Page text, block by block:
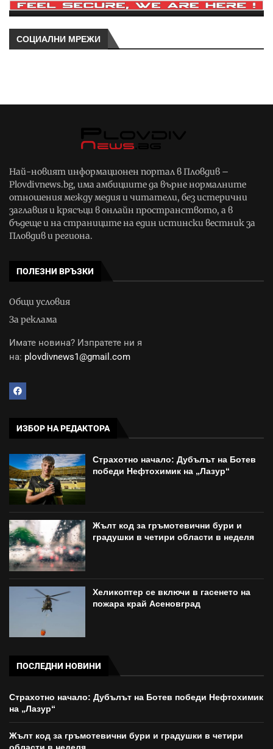
СОЦИАЛНИ МРЕЖИ
Най-новият информационен портал в Пловдив –
Plovdivnews.bg, има амбициите да върне нормалните
отношения между медия и читатели, без истерични
заглавия и крясъци в онлайн пространството, а в
бъдеще и на страниците на един истински вестник за
Пловдив и региона.
ПОЛЕЗНИ ВРЪЗКИ
Общи условия
За реклама
Имате новина? Изпратете ни я
на: plovdivnews1@gmail.com
ИЗБОР НА РЕДАКТОРА
Страхотно начало: Дубълът на Ботев
победи Нефтохимик на „Лазур“
Жълт код за гръмотевични бури и
градушки в четири области в неделя
Хеликоптер се включи в гасенето на
пожара край Асеновград
ПОСЛЕДНИ НОВИНИ
Страхотно начало: Дубълът на Ботев победи Нефтохимик
на „Лазур“
Жълт код за гръмотевични бури и градушки в четири